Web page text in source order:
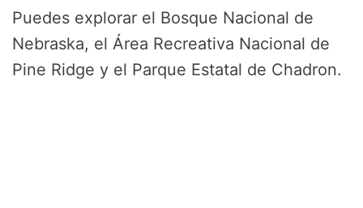
Puedes explorar el Bosque Nacional de
Nebraska, el Área Recreativa Nacional de
Pine Ridge y el Parque Estatal de Chadron.